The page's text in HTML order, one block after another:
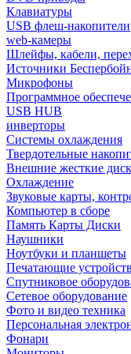
Клавиатуры
USB флеш-накопители
web-камеры
Шлейфы, кабели,
Источники
Микрофоны
Программное
USB HUB
инверторы
Системы охлаждения
Твердотельные
Внешние жесткие
Охлаждение
Звуковые карты,
Компьютер в сборе
Память Карты Диски
Наушники
Ноутбуки и планшеты
Печатающие
Спутниковое
Сетевое оборудование
Фото и видео техника
Персональная
Фонари